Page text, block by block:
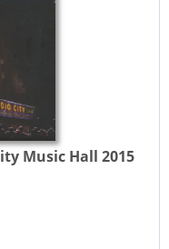
Music Hall 2015